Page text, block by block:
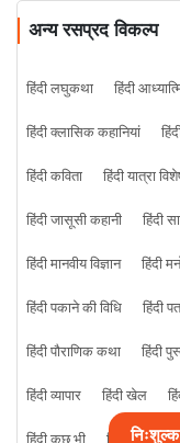
अन्य रसप्रद विकल्प
हिंदी लघुकथा हिंदी
हिंदी क्लासिक कहानियां
हिंदी कविता
हिंदी यात्रा
हिंदी जासूसी कहानी
हिंदी
हिंदी मानवीय विज्ञान
हिंदी
हिंदी पकाने की विधि
हिंदी
हिंदी पौराणिक कथा
हिंदी
हिंदी व्यापार
हिंदी खेल